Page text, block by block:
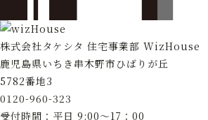
株式会社タケシタ 住宅事業部 WizHouse
鹿児島県いちき串木野市ひばりが丘
5782番地3
0120-960-323
受付時間：平日 9:00～17：00